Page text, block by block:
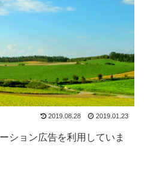
2019.08.28 2019.01.23
ション広告を利用していま